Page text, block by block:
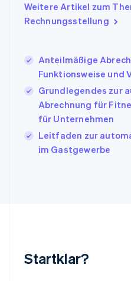
Weitere Artikel zum
Rechnungsstellung
Anteilmäßige
Funktionsweise und
Grundlegendes zur
Abrechnung für
für Unternehmen
Leitfaden zur
im Gastgewerbe
Startklar?
Irland
English
Japan
日本語 English
Kanada
English Français
Kroatien
EnglishItaliano
English
Liechtenstein
English